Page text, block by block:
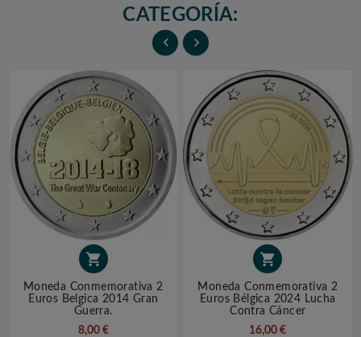
CATEGORÍA:
 

Moneda Conmemorativa 2
Euros Belgica 2014 Gran
Guerra.
8,00 €

Moneda Conmemorativa 2
Euros Bélgica 2024 Lucha
Contra Cáncer
16,00 €